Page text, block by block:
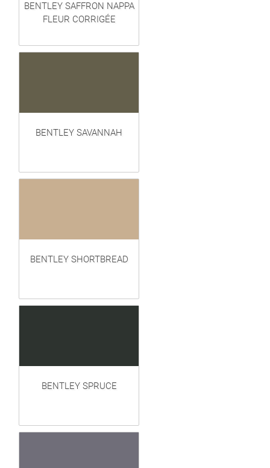
BENTLEY SAFFRON NAPPA
FLEUR CORRIGÉE
BENTLEY SAVANNAH
BENTLEY SHORTBREAD
BENTLEY SPRUCE